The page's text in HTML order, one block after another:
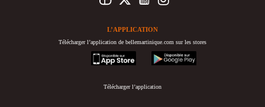
L’APPLICATION
Télécharger l’application de bellemartinique.com sur les stores
appstore
googleplay
Télécharger l’application